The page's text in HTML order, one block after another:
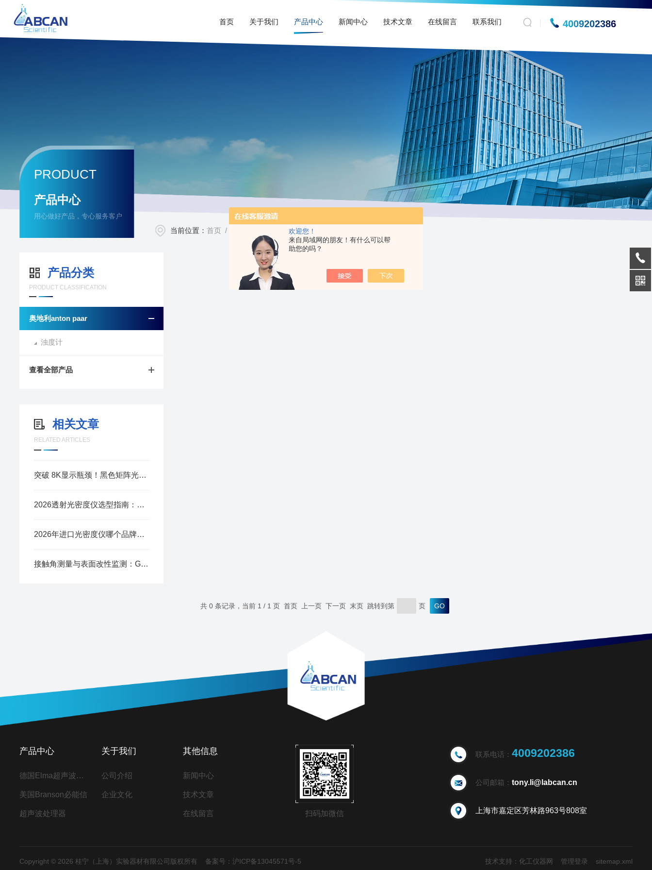
欢迎您！
来自局域网的朋友！有什么可以帮
助您的吗？
4009202386
首页 关于我们 产品中心 新闻中心 技术文章 在线留言 联系我们
PRODUCT
产品中心
用心做好产品，专心服务客户
当前位置：首页 / 奥地利anton paar
产品分类
PRODUCT CLASSIFICATION
奥地利anton paar
浊度计
查看全部产品
相关文章
RELATED ARTICLES
突破 8K显示瓶颈！黑色矩阵光刻胶的性能表征
2026透射光密度仪选型指南：技术参数解析与主流型号对比
2026年进口光密度仪哪个品牌好？从技术选型看实验室效率的关键
接触角测量与表面改性监测：GBX Digidrop和Acroedge Caisits的技术对比
共 0 条记录，当前 1 / 1 页 首页 上一页 下一页 末页 跳转到第 页
产品中心
德国Elma超声波清洗机
美国Branson必能信
超声波处理器
关于我们
公司介绍
企业文化
其他信息
新闻中心
技术文章
在线留言 扫码加微信
联系电话： 4009202386
公司邮箱： tony.li@labcan.cn
上海市嘉定区芳林路963号808室
Copyright © 2026 桂宁（上海）实验器材有限公司版权所有 备案号：沪ICP备13045571号-5 技术支持： 化工仪器网 管理登录 sitemap.xml